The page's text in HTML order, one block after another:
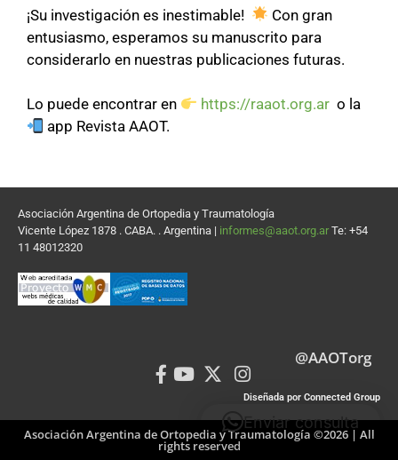
¡Su investigación es inestimable!
Con gran
entusiasmo, esperamos su manuscrito para
considerarlo en nuestras publicaciones futuras.
Lo puede encontrar en https://raaot.org.ar o la
app Revista AAOT.
Asociación Argentina de Ortopedia y Traumatología
Vicente López 1878 . CABA. . Argentina | informes@aaot.org.ar Te: +54
11 48012320
@AAOTorg
Diseñada por Connected Group
Asociación Argentina de Ortopedia y Traumatología ©2026 | All
rights reserved
Enviar consulta